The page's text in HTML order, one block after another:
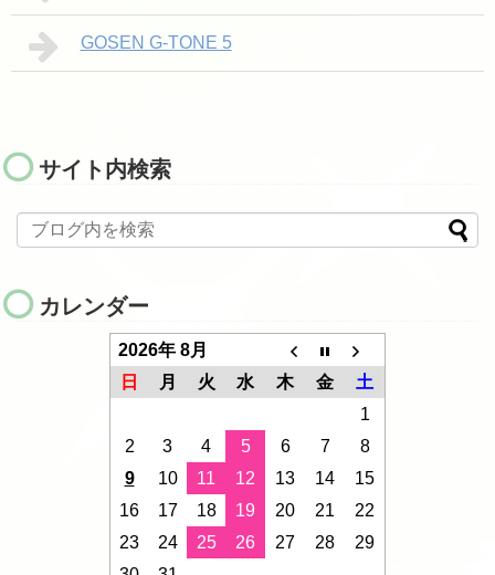
GOSEN G-TONE 5
サイト内検索
カレンダー
2026年 8月
日
月 火 水 木 金
土
1
2
3 4 5 6 7
8
9
10 11 12 13 14
15
16
17 18 19 20 21
22
23
24 25 26 27 28
29